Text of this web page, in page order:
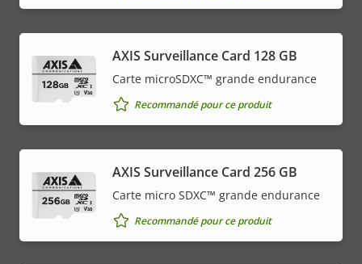
AXIS Surveillance Card 128 GB
Carte microSDXC™ grande endurance
Recommandé pour ce produit
AXIS Surveillance Card 256 GB
Carte micro SDXC™ grande endurance
Recommandé pour ce produit